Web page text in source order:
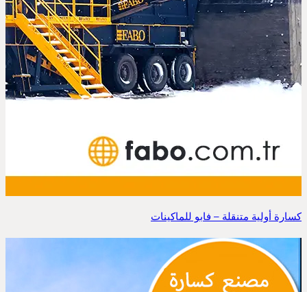
كسارة أولية متنقلة – فابو للماكينات